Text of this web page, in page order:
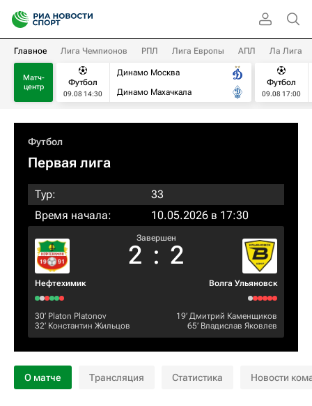
Главное Лига Чемпионов РПЛ Лига Европы АПЛ Ла Лига
Матч-
центр
Футбол
09.08 14:30
Динамо Москва
Динамо Махачкала
Футбол
09.08 17:00
Футбол
Первая лига
Тур:
33
Время начала:
10.05.2026 в 17:30
Нефтехимик
Завершен
2 : 2
Волга Ульяновск
30‎’‎ Platon Platonov
32‎’‎ Константин Жильцов
19‎’‎ Дмитрий Каменщиков
65‎’‎ Владислав Яковлев
О матче Трансляция Статистика Новости